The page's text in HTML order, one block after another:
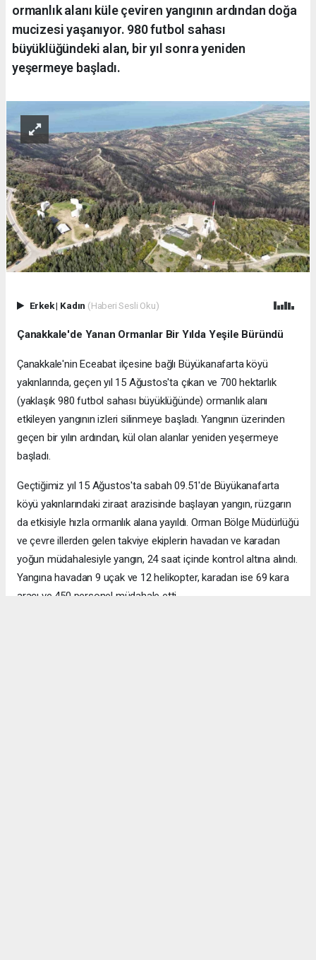
ormanlık alanı küle çeviren yangının ardından doğa
mucizesi yaşanıyor. 980 futbol sahası
büyüklüğündeki alan, bir yıl sonra yeniden
yeşermeye başladı.
Erkek| Kadın (Haberi Sesli Oku)
Çanakkale'de Yanan Ormanlar Bir Yılda Yeşile Büründü
Çanakkale'nin Eceabat ilçesine bağlı Büyükanafarta köyü
yakınlarında, geçen yıl 15 Ağustos'ta çıkan ve 700 hektarlık
(yaklaşık 980 futbol sahası büyüklüğünde) ormanlık alanı
etkileyen yangının izleri silinmeye başladı. Yangının üzerinden
geçen bir yılın ardından, kül olan alanlar yeniden yeşermeye
başladı.
Geçtiğimiz yıl 15 Ağustos'ta sabah 09.51'de Büyükanafarta
köyü yakınlarındaki ziraat arazisinde başlayan yangın, rüzgarın
da etkisiyle hızla ormanlık alana yayıldı. Orman Bölge Müdürlüğü
ve çevre illerden gelen takviye ekiplerin havadan ve karadan
yoğun müdahalesiyle yangın, 24 saat içinde kontrol altına alındı.
Yangına havadan 9 uçak ve 12 helikopter, karadan ise 69 kara
aracı ve 450 personel müdahale etti.